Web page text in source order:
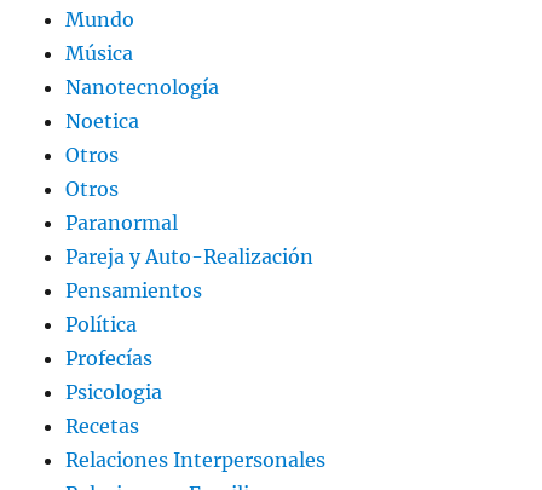
Mundo
Música
Nanotecnología
Noetica
Otros
Otros
Paranormal
Pareja y Auto-Realización
Pensamientos
Política
Profecías
Psicologia
Recetas
Relaciones Interpersonales